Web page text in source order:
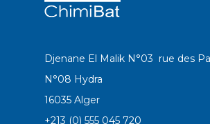
Djenane El Malik N°03 rue des
N°08 Hydra
16035 Alger
+213 (0) 555 045 720